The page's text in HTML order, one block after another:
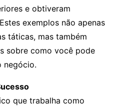
e obtiveram
exemplos não apenas
táticas, mas também
sobre como você pode
negócio.
que trabalha como